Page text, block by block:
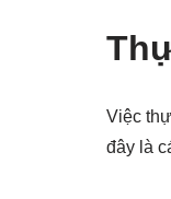
Việc
đây là